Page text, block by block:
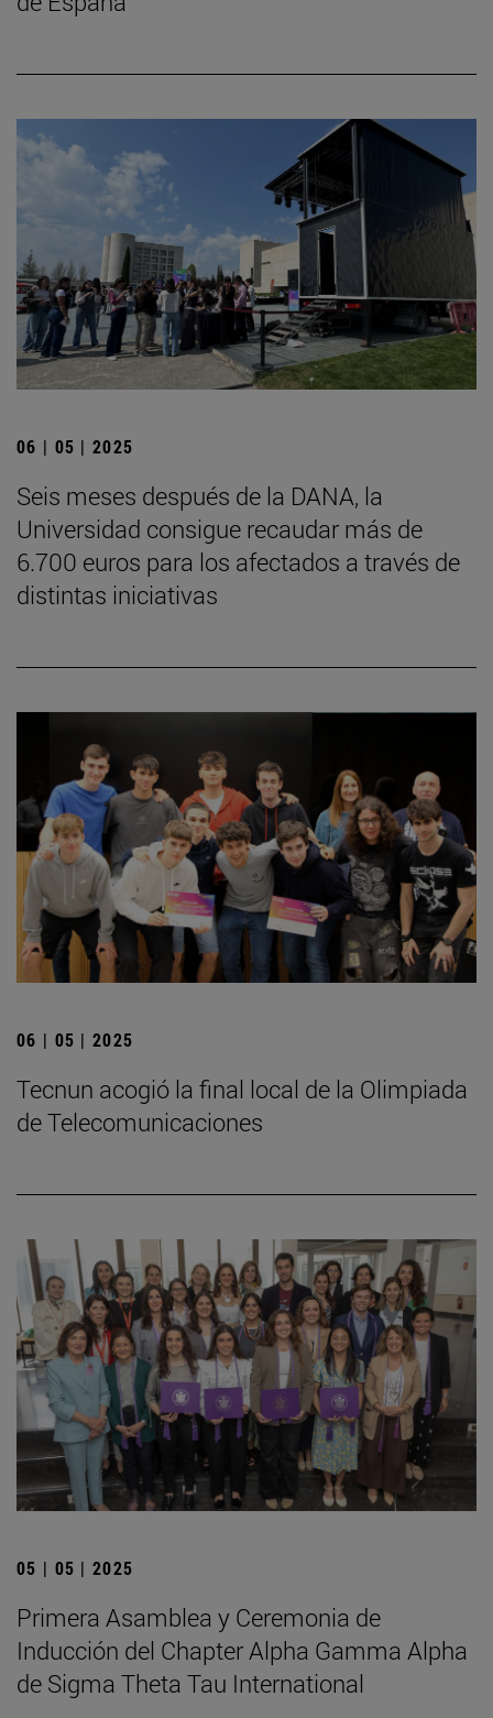
06 | 05 | 2025
Seis meses después de la DANA, la
Universidad consigue recaudar más de
6.700 euros para los afectados a través de
distintas iniciativas
06 | 05 | 2025
­Tecnun acogió la final local de la Olimpiada
de Telecomunicaciones
05 | 05 | 2025
Primera Asamblea y Ceremonia de
Inducción del Chapter Alpha Gamma Alpha
de Sigma Theta Tau International